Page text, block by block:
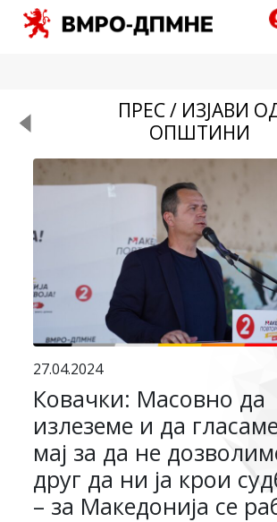
ПРЕС / ИЗЈАВИ
ОПШТИНИ
27.04.2024
Ковачки: Масовно да
излеземе и да
мај за да не
друг да ни ја крои
– за Македонија се